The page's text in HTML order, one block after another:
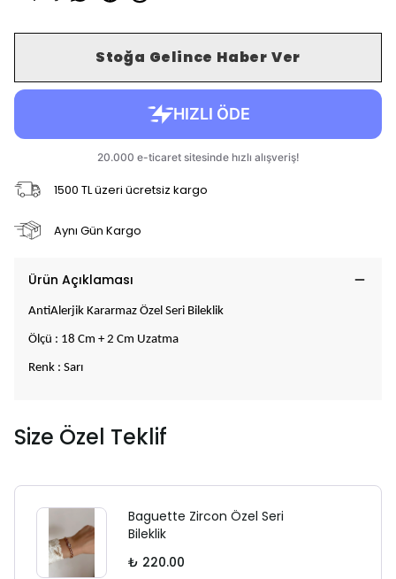
Stoğa Gelince Haber Ver
1500 TL üzeri ücretsiz kargo
Aynı Gün Kargo
Ürün Açıklaması
AntiAlerjik Kararmaz Özel Seri Bileklik
Ölçü : 18 Cm + 2 Cm Uzatma
Renk : Sarı
Size Özel Teklif
Baguette Zircon Özel Seri
Bileklik
₺ 220.00